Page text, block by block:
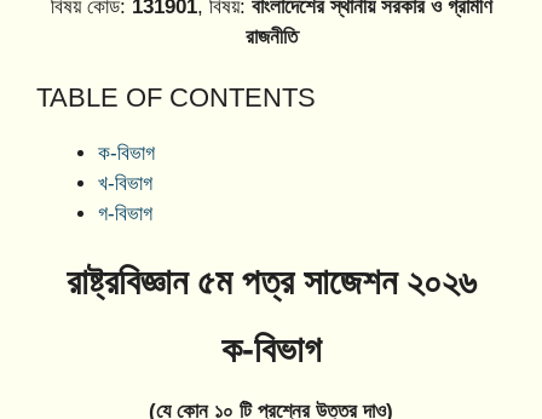
বিষয় কোড: 131901, বিষয়: বাংলাদেশের স্থানীয় সরকার ও গ্রামীণ
রাজনীতি
TABLE OF CONTENTS
ক-বিভাগ
খ-বিভাগ
গ-বিভাগ
রাষ্ট্রবিজ্ঞান ৫ম পত্র সাজেশন ২০২৬
ক-বিভাগ
(যে কোন ১০ টি প্রশ্নের উত্তর দাও)